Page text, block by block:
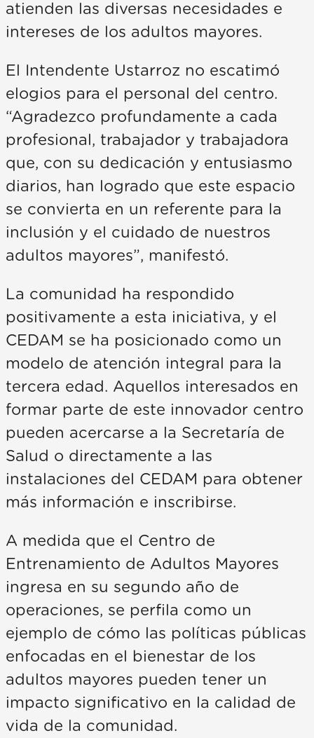
atienden las diversas necesidades e
intereses de los adultos mayores.
El Intendente Ustarroz no escatimó
elogios para el personal del centro.
“Agradezco profundamente a cada
profesional, trabajador y trabajadora
que, con su dedicación y entusiasmo
diarios, han logrado que este espacio
se convierta en un referente para la
inclusión y el cuidado de nuestros
adultos mayores”, manifestó.
La comunidad ha respondido
positivamente a esta iniciativa, y el
CEDAM se ha posicionado como un
modelo de atención integral para la
tercera edad. Aquellos interesados en
formar parte de este innovador centro
pueden acercarse a la Secretaría de
Salud o directamente a las
instalaciones del CEDAM para obtener
más información e inscribirse.
A medida que el Centro de
Entrenamiento de Adultos Mayores
ingresa en su segundo año de
operaciones, se perfila como un
ejemplo de cómo las políticas públicas
enfocadas en el bienestar de los
adultos mayores pueden tener un
impacto significativo en la calidad de
vida de la comunidad.